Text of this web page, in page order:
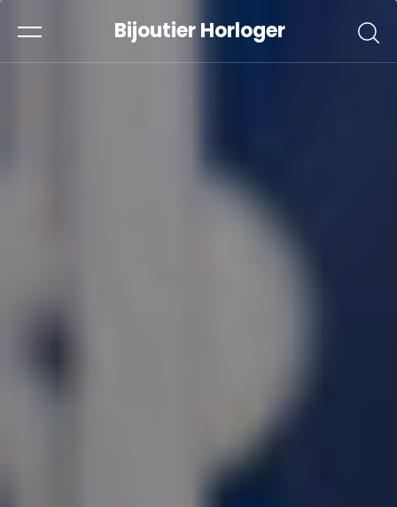
Bijoutier Horloger